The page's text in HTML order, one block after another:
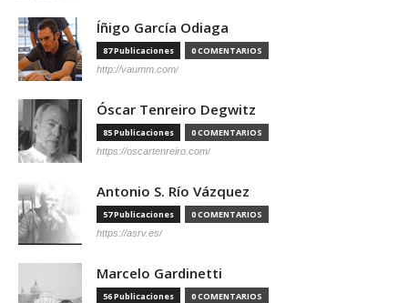
Íñigo García Odiaga
87 Publicaciones 0 COMENTARIOS
http://vaumm.com/
Óscar Tenreiro Degwitz
85 Publicaciones 0 COMENTARIOS
https://oscartenreiro.com/
Antonio S. Río Vázquez
57 Publicaciones 0 COMENTARIOS
https://asrv.es/
Marcelo Gardinetti
56 Publicaciones 0 COMENTARIOS